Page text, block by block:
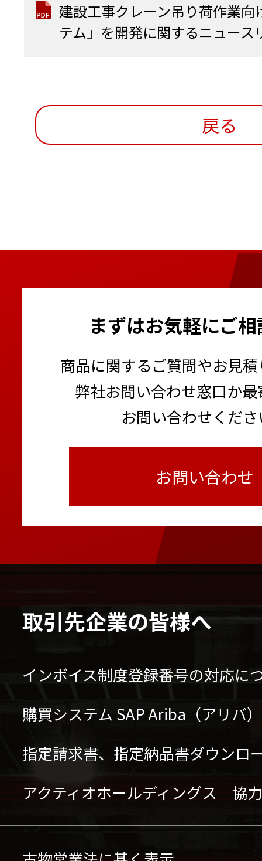
建設工事クレーン吊り荷作業
テム」を開発に関するニュース
戻る
まずはお気軽にご
商品に関するご質問やお見
弊社お問い合わせ窓口か
お問い合わせくだ
お問い合わせ
取引先企業の皆様へ
インボイス制度登録番号の対応に
購買システム SAP Ariba（アリバ
指定請求書、指定納品書ダウンロ
アクティオホールディングス 協